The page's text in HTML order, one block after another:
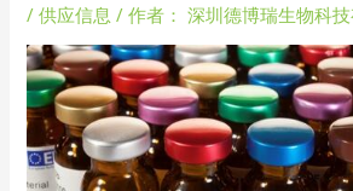
/供应信息 / 作者： 深圳德博瑞生物科